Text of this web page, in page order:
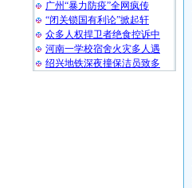
广州“暴力防疫”全网疯传
“闭关锁国有利论”掀起轩
众多人权捍卫者绝食控诉中
河南一学校宿舍火灾多人遇
绍兴地铁深夜撞保洁员致多